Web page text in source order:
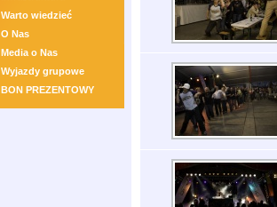
Warto wiedzieć
O Nas
Media o Nas
Wyjazdy grupowe
BON PREZENTOWY